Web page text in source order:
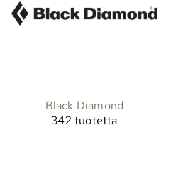
Black Diamond
342 tuotetta